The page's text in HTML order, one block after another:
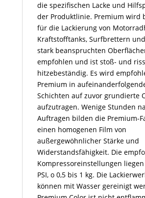
die spezifischen Lacke und
der Produktlinie. Premium wird
für die Lackierung von
Kraftstofftanks, Surfbrettern
stark beanspruchten
empfohlen und ist stoß- und
hitzebeständig. Es wird
Premium in
Schichten auf zuvor grundierte
aufzutragen. Wenige Stunden
Auftragen bilden die Premium-
einen homogenen Film von
außergewöhnlicher Stärke und
Widerstandsfähigkeit. Die
Kompressoreinstellungen
PSI, o 0,5 bis 1 kg. Die
können mit Wasser gereinigt